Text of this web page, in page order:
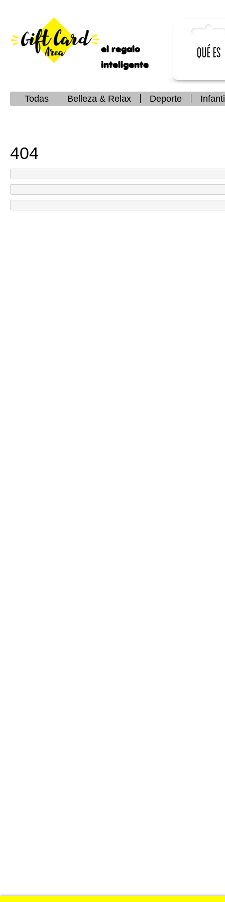
el regalo
inteligente
Qué es
Todas Belleza & Relax Deporte
404